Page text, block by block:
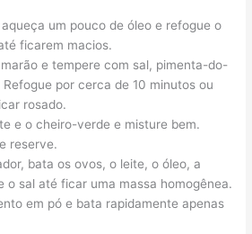
um pouco de óleo e refogue o
ficarem macios.
e tempere com sal, pimenta-do-
por cerca de 10 minutos ou
rosado.
e o cheiro-verde e misture bem.
reserve.
bata os ovos, o leite, o óleo, a
o sal até ficar uma massa homogênea.
em pó e bata rapidamente apenas